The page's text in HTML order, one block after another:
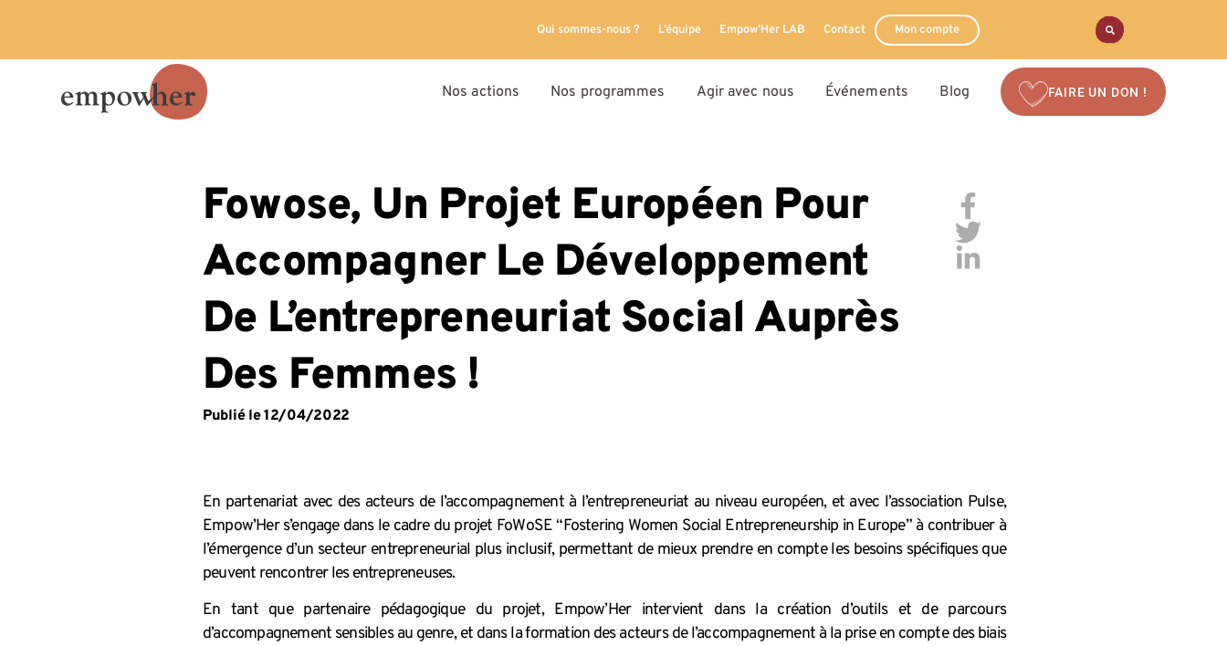
Qui sommes-nous ? L’équipe Empow’Her LAB Contact Mon compte
Nos actions Nos programmes Agir avec nous Événements Blog FAIRE UN DON !
Fowose, Un Projet Européen Pour
Accompagner Le Développement
De L’entrepreneuriat Social Auprès
Des Femmes !
Publié le12/04/2022
En partenariat avec des acteurs de l’accompagnement à l’entrepreneuriat au niveau européen, et avec l’association Pulse,
Empow’Her s’engage dans le cadre du projet FoWoSE “Fostering Women Social Entrepreneurship in Europe” à contribuer à
l’émergence d’un secteur entrepreneurial plus inclusif, permettant de mieux prendre en compte les besoins spécifiques que
peuvent rencontrer les entrepreneuses.
En tant que partenaire pédagogique du projet, Empow’Her intervient dans la création d’outils et de parcours
d’accompagnement sensibles au genre, et dans la formation des acteurs de l’accompagnement à la prise en compte des biais